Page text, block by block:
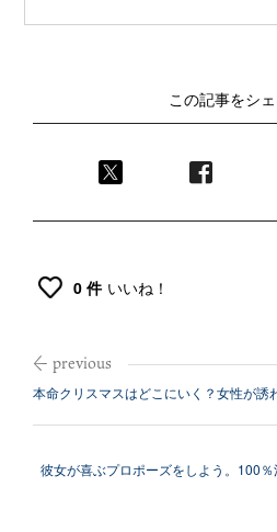
この記事をシ
0 件 いいね！
本命クリスマスはどこにいく？女性が誘
彼女が喜ぶプロポーズをしよう。100